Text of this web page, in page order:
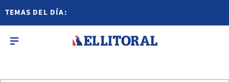
TEMAS DEL DÍA: